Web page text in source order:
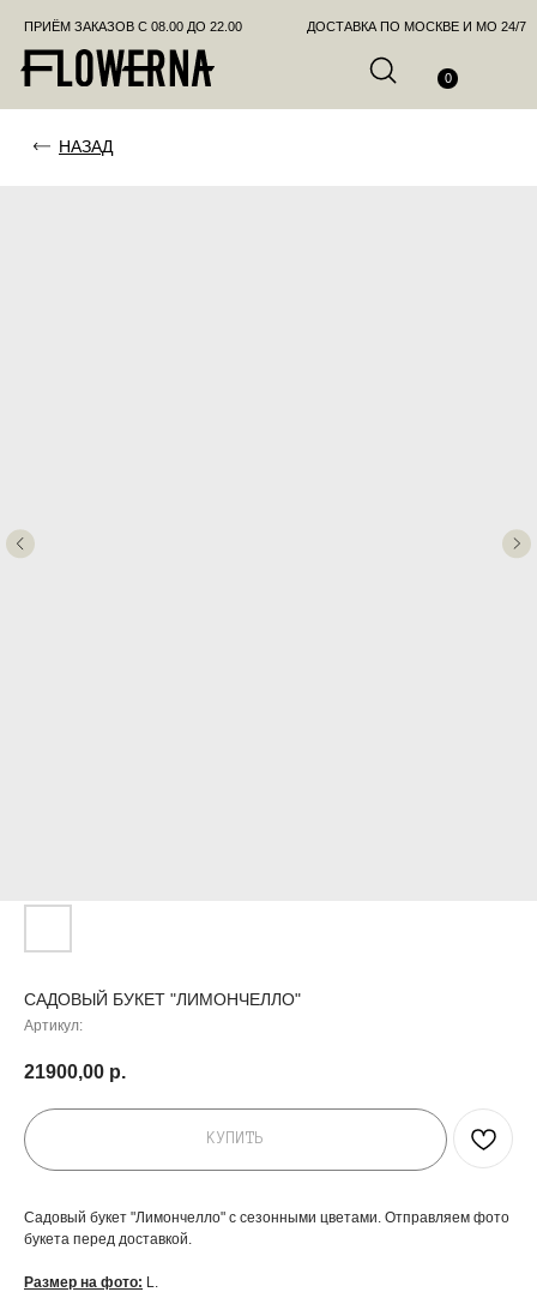
ПРИЁМ ЗАКАЗОВ С 08.00 ДО 22.00
САДОВЫЙ БУКЕТ "ЛИМОНЧЕЛЛО"
Артикул:
21900,00 р.
КУПИТЬ
Садовый букет "Лимончелло" с сезонными цветами. Отправляем фото
букета перед доставкой.
Размер на фото: L.